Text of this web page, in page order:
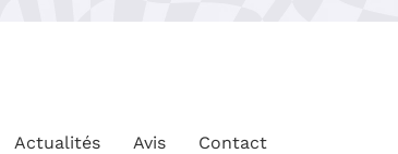
Actualités Avis Contact